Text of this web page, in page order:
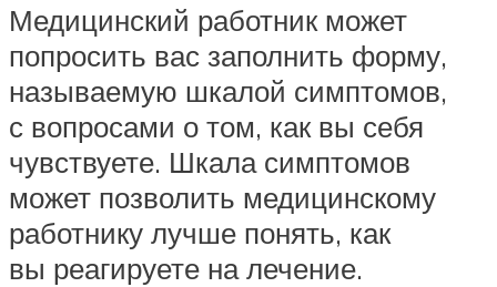
Медицинский работник может
попросить вас заполнить форму,
называемую шкалой симптомов,
с вопросами о том, как вы себя
чувствуете. Шкала симптомов
может позволить медицинскому
работнику лучше понять, как
вы реагируете на лечение.